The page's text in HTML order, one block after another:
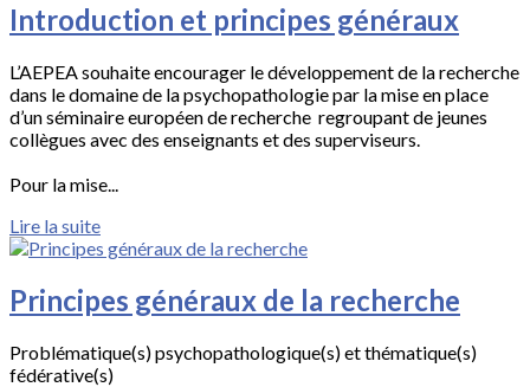
Introduction et principes généraux
L’AEPEA souhaite encourager le développement de la recherche
dans le domaine de la psychopathologie par la mise en place
d’un séminaire européen de recherche regroupant de jeunes
collègues avec des enseignants et des superviseurs.
Pour la mise...
Lire la suite
Principes généraux de la recherche
Problématique(s) psychopathologique(s) et thématique(s)
fédérative(s)